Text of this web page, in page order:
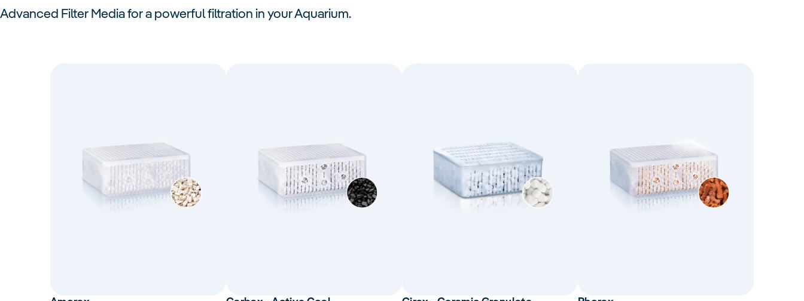
Advanced Filter Media for a powerful filtration in your Aquarium.